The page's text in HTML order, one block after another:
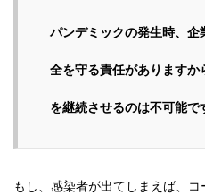
パンデミックの発生時、
全を守る責任があります
を継続させるのは不可能で
もし、感染者が出てしまえば、